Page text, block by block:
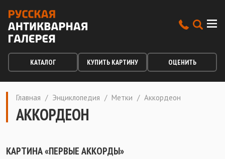
КАТАЛОГ КУПИТЬ КАРТИНУ ОЦЕНИТЬ
Главная / Энциклопедия / Метки / Аккордеон
АККОРДЕОН
КАРТИНА «ПЕРВЫЕ АККОРДЫ»